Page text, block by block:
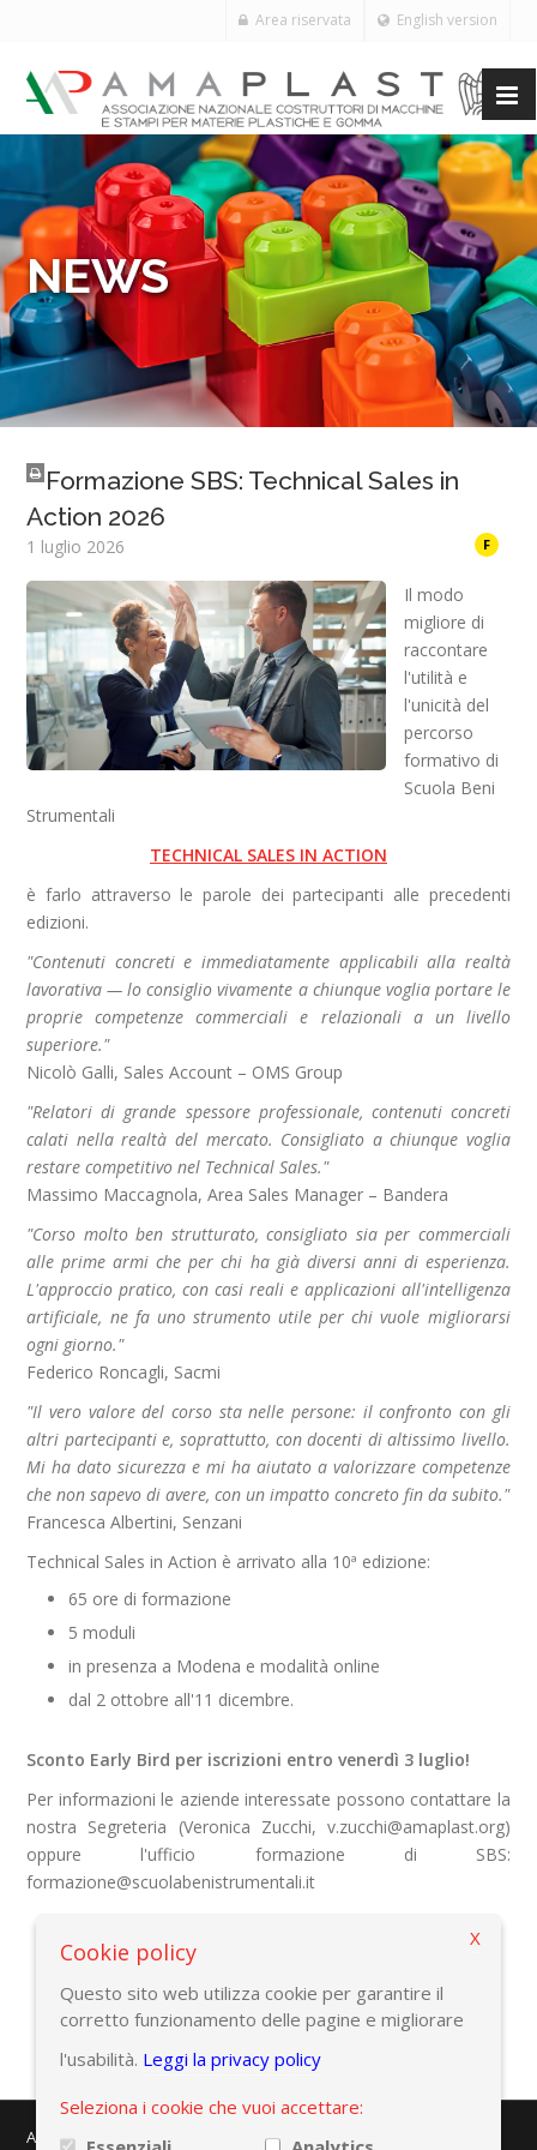
English version
Area riservata
NEWS
Formazione SBS: Technical Sales in
Action 2026
1 luglio 2026 F
Il modo
migliore di
raccontare
l'utilità e
l'unicità del
percorso
formativo di
Scuola Beni
Strumentali
TECHNICAL SALES IN ACTION
è farlo attraverso le parole dei partecipanti alle precedenti
edizioni.
"Contenuti concreti e immediatamente applicabili alla realtà
lavorativa — lo consiglio vivamente a chiunque voglia portare le
proprie competenze commerciali e relazionali a un livello
superiore."
Nicolò Galli, Sales Account – OMS Group
"Relatori di grande spessore professionale, contenuti concreti
calati nella realtà del mercato. Consigliato a chiunque voglia
restare competitivo nel Technical Sales."
Massimo Maccagnola, Area Sales Manager – Bandera
"Corso molto ben strutturato, consigliato sia per commerciali
alle prime armi che per chi ha già diversi anni di esperienza.
L'approccio pratico, con casi reali e applicazioni all'intelligenza
artificiale, ne fa uno strumento utile per chi vuole migliorarsi
ogni giorno."
Federico Roncagli, Sacmi
"Il vero valore del corso sta nelle persone: il confronto con gli
altri partecipanti e, soprattutto, con docenti di altissimo livello.
Mi ha dato sicurezza e mi ha aiutato a valorizzare competenze
che non sapevo di avere, con un impatto concreto fin da subito."
Francesca Albertini, Senzani
Technical Sales in Action è arrivato alla 10ª edizione:
65 ore di formazione
5 moduli
in presenza a Modena e modalità online
dal 2 ottobre all'11 dicembre.
Sconto Early Bird per iscrizioni entro venerdì 3 luglio!
Per informazioni le aziende interessate possono contattare la
nostra Segreteria (Veronica Zucchi, v.zucchi@amaplast.org)
oppure l'ufficio formazione di SBS:
formazione@scuolabenistrumentali.it
Torna alla pagina precedente
AMAPLAST - Centro Direzionale Milanofiori - Strada 1 - Palazzo F/3
Cookie policy
Questo sito web utilizza cookie per garantire il
corretto funzionamento delle pagine e migliorare
l'usabilità. Leggi la privacy policy
Seleziona i cookie che vuoi accettare:
X